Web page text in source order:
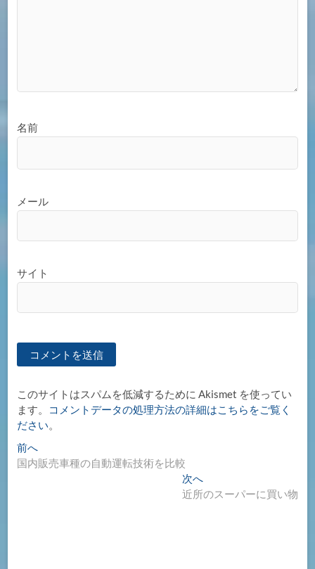
名前
メール
サイト
このサイトはスパムを低減するために Akismet を使ってい
ます。
コメントデータの処理方法の詳細はこちらをご覧く
ださい
投
稿
前へ
去
国内販売車種の自動運転技術を比較
次へ
の
近所のスーパーに買い物